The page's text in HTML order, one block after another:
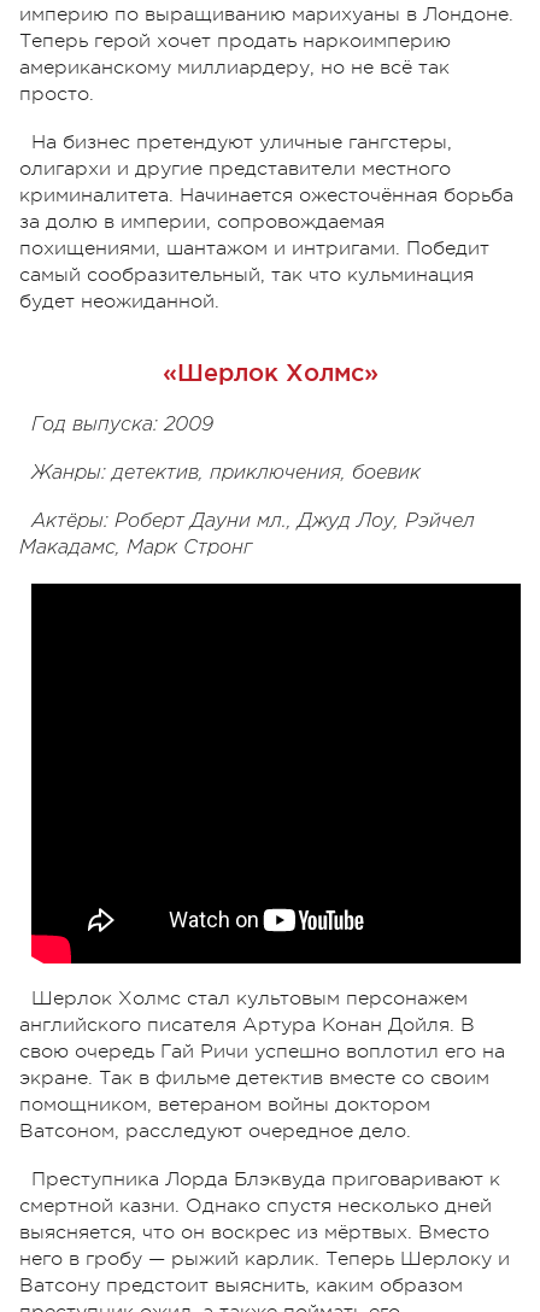
империю по выращиванию марихуаны в Лондоне.
Теперь герой хочет продать наркоимперию
американскому миллиардеру, но не всё так
просто.
На бизнес претендуют уличные гангстеры,
олигархи и другие представители местного
криминалитета. Начинается ожесточённая борьба
за долю в империи, сопровождаемая
похищениями, шантажом и интригами. Победит
самый сообразительный, так что кульминация
будет неожиданной.
«Шерлок Холмс»
Год выпуска: 2009
Жанры: детектив, приключения, боевик
Актёры: Роберт Дауни мл., Джуд Лоу, Рэйчел
Макадамс, Марк Стронг
Шерлок Холмс стал культовым персонажем
английского писателя Артура Конан Дойля. В
свою очередь Гай Ричи успешно воплотил его на
экране. Так в фильме детектив вместе со своим
помощником, ветераном войны доктором
Ватсоном, расследуют очередное дело.
Преступника Лорда Блэквуда приговаривают к
смертной казни. Однако спустя несколько дней
выясняется, что он воскрес из мёртвых. Вместо
него в гробу — рыжий карлик. Теперь Шерлоку и
Ватсону предстоит выяснить, каким образом